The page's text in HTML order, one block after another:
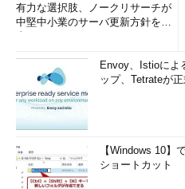
有力な選択肢、ノークリサーチが
中堅中小業のサーバ更新方針を調
査
Envoy、Istioによ
ップ、Tetrateが
【Windows 10】
ショートカット